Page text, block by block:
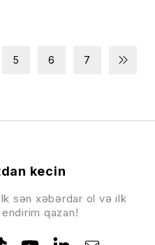
5 6 7
kecin
sən xəbərdar ol və ilk
qazan!